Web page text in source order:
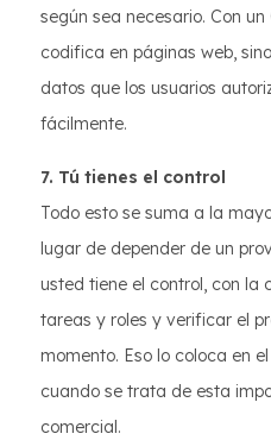
según sea necesario. Con
codifica en páginas web,
datos que los usuarios
fácilmente.
7. Tú tienes el control
Todo esto se suma a la
lugar de depender de un
usted tiene el control, con
tareas y roles y verificar el
momento. Eso lo coloca en
cuando se trata de esta
comercial.